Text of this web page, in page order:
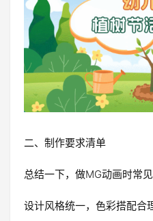
二、制作要求清单
总结一下，做MG动画时常
设计风格统一，色彩搭配合